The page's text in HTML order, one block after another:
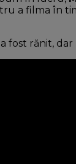
a filma în
fost rănit,